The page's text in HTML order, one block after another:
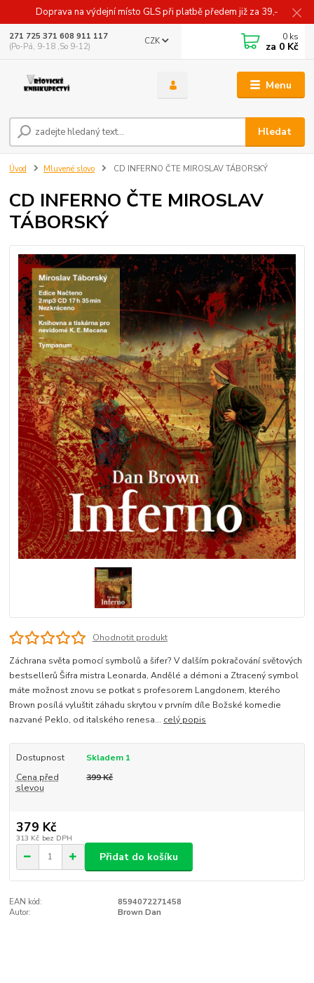
Doprava na výdejní místo GLS při platbě předem již za 39,-
Menu
CZK
Hledat
271 725 371 608 911 117
(Po-Pá, 9-18 ,So 9-12)
0 ks
za 0 Kč
Úvod Mluvené slovo CD INFERNO ČTE MIROSLAV TÁBORSKÝ
CD INFERNO ČTE MIROSLAV
TÁBORSKÝ
Ohodnotit produkt
Záchrana světa pomocí symbolů a šifer? V dalším pokračování světových
bestsellerů Šifra mistra Leonarda, Andělé a démoni a Ztracený symbol
máte možnost znovu se potkat s profesorem Langdonem, kterého
Brown posílá vyluštit záhadu skrytou v prvním díle Božské komedie
nazvané Peklo, od italského renesa... celý popis
Dostupnost
Skladem 1
Cena před
slevou
399 Kč
379 Kč
313 Kč bez DPH
Přidat do košíku
EAN kód:
8594072271458
Autor:
Brown Dan